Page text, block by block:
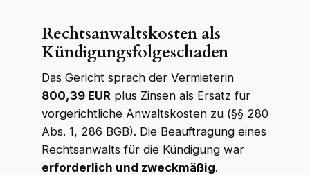
Rechtsanwaltskosten als
Kündigungsfolgeschaden
Das Gericht sprach der Vermieterin
800,39 EUR plus Zinsen als Ersatz für
vorgerichtliche Anwaltskosten zu (§§ 280
Abs. 1, 286 BGB). Die Beauftragung eines
Rechtsanwalts für die Kündigung war
erforderlich und zweckmäßig.